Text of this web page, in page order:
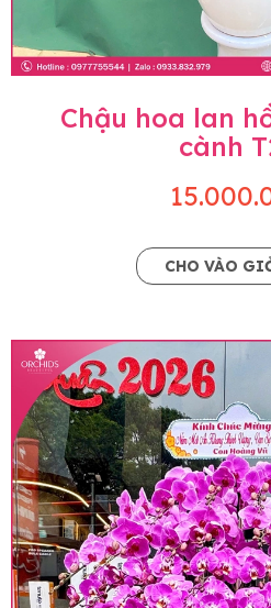
Chậu hoa lan
cành
CHO VÀO